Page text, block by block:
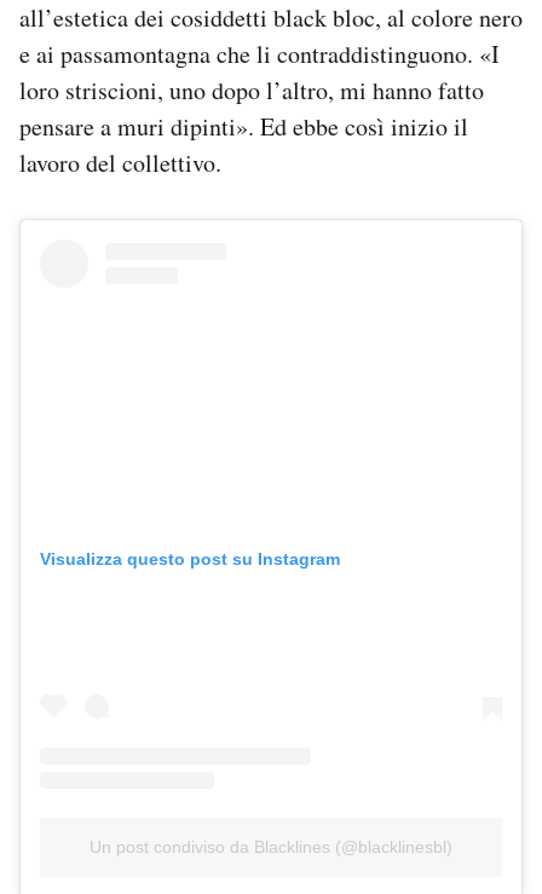
all’estetica dei cosiddetti black bloc, al colore nero
e ai passamontagna che li contraddistinguono. «I
loro striscioni, uno dopo l’altro, mi hanno fatto
pensare a muri dipinti». Ed ebbe così inizio il
lavoro del collettivo.
Visualizza questo post su Instagram
Un post condiviso da Blacklines (@blacklinesbl)